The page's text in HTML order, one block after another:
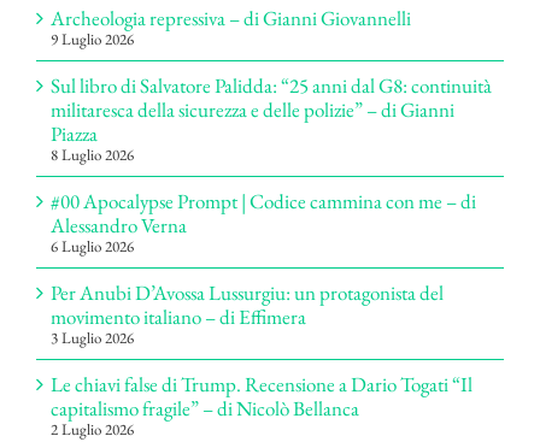
Archeologia repressiva – di Gianni Giovannelli
9 Luglio 2026
Sul libro di Salvatore Palidda: “25 anni dal G8: continuità
militaresca della sicurezza e delle polizie” – di Gianni
Piazza
8 Luglio 2026
#00 Apocalypse Prompt | Codice cammina con me – di
Alessandro Verna
6 Luglio 2026
Per Anubi D’Avossa Lussurgiu: un protagonista del
movimento italiano – di Effimera
3 Luglio 2026
Le chiavi false di Trump. Recensione a Dario Togati “Il
capitalismo fragile” – di Nicolò Bellanca
2 Luglio 2026